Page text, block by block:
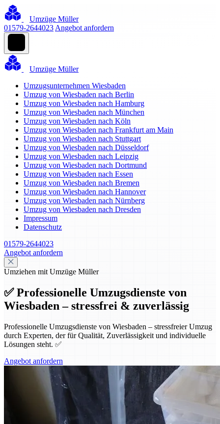
Umzüge Müller
01579-2644023 Angebot anfordern
Umzüge Müller
Umzugsunternehmen Wiesbaden
Umzug von Wiesbaden nach Berlin
Umzug von Wiesbaden nach Hamburg
Umzug von Wiesbaden nach München
Umzug von Wiesbaden nach Köln
Umzug von Wiesbaden nach Frankfurt am Main
Umzug von Wiesbaden nach Stuttgart
Umzug von Wiesbaden nach Düsseldorf
Umzug von Wiesbaden nach Leipzig
Umzug von Wiesbaden nach Dortmund
Umzug von Wiesbaden nach Essen
Umzug von Wiesbaden nach Bremen
Umzug von Wiesbaden nach Hannover
Umzug von Wiesbaden nach Nürnberg
Umzug von Wiesbaden nach Dresden
Impressum
Datenschutz
01579-2644023
Angebot anfordern
Umziehen mit Umzüge Müller
✅ Professionelle Umzugsdienste von
Wiesbaden – stressfrei & zuverlässig
Professionelle Umzugsdienste von Wiesbaden – stressfreier Umzug
durch Experten, der für Qualität, Zuverlässigkeit und individuelle
Lösungen steht. ✅
Angebot anfordern